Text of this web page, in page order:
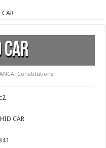
CAR
, Constitutions
CAR